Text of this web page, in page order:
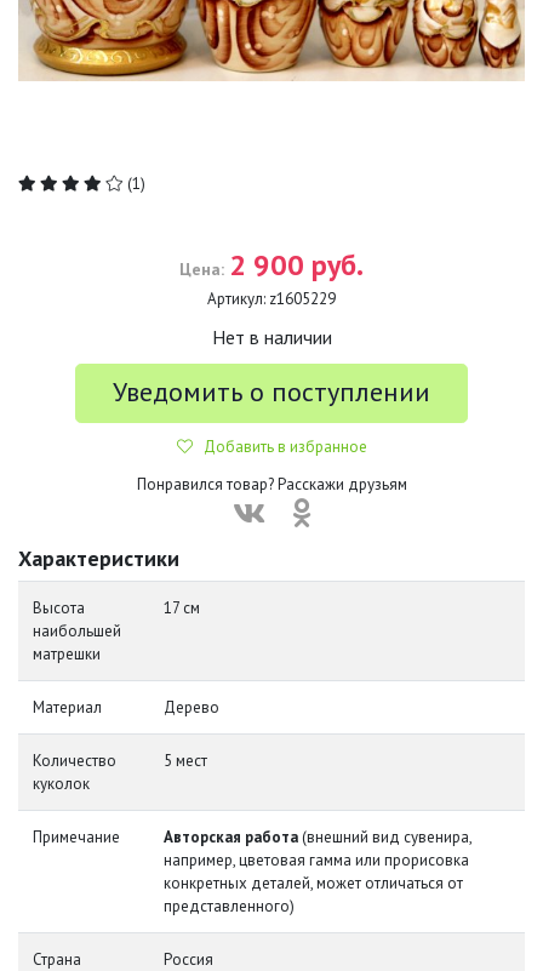
(1)
Цена: 2 900 руб.
Артикул: z1605229
Нет в наличии
Уведомить о поступлении
Добавить в избранное
Понравился товар? Расскажи друзьям
Характеристики
Высота
наибольшей
матрешки
17 см
Материал Дерево
Количество
куколок
5 мест
Примечание Авторская работа(внешний вид сувенира,
например, цветовая гамма или прорисовка
конкретных деталей, может отличаться от
представленного)
Страна
Россия